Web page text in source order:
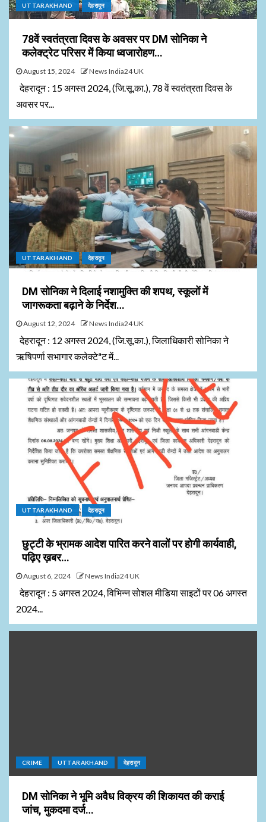
UTTARAKHAND देहरादून
78वें स्वतंत्रता दिवस के अवसर पर DM सोनिका ने
कलेक्ट्रेट परिसर में किया ध्वजारोहण…
August 15, 2024 News India24 UK
देहरादून : 15 अगस्त 2024, (जि.सू.का.), 78 वें स्वतंत्रता दिवस के
अवसर पर...
UTTARAKHAND देहरादून
DM सोनिका ने दिलाई नशामुक्ति की शपथ, स्कूलों में
जागरूकता बढ़ाने के निर्देश…
August 12, 2024 News India24 UK
देहरादून : 12 अगस्त 2024, (जि.सू.का.), जिलाधिकारी सोनिका ने
ऋषिपर्णा सभागार कलेक्टेªट में...
UTTARAKHAND देहरादून
छुट्टी के भ्रामक आदेश पारित करने वालों पर होगी कार्यवाही,
पढ़िए ख़बर…
August 6, 2024 News India24 UK
देहरादून : 5 अगस्त 2024, विभिन्न सोशल मीडिया साइटों पर 06 अगस्त
2024...
CRIME UTTARAKHAND देहरादून
DM सोनिका ने भूमि अवैध विक्रय की शिकायत की कराई
जांच, मुकदमा दर्ज…